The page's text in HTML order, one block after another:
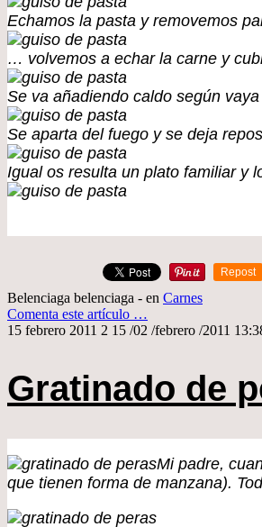
Echamos la pasta y removemos
… volvemos a echar la carne y
Se va añadiendo caldo según
Se aparta del fuego y se deja
Igual os resulta un plato familiar y
Repost
Belenciaga belenciaga - en Carnes
Comenta este artículo …
15 febrero 2011 2 15 /02 /febrero /2011
Gratinado de
Mi padre,
que tienen forma de manzana).